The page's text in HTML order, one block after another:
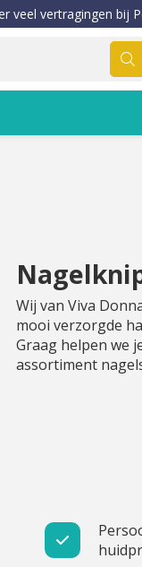
veel vertragingen bij
Wij van Viva
mooi verzorgde
Graag helpen we
assortiment